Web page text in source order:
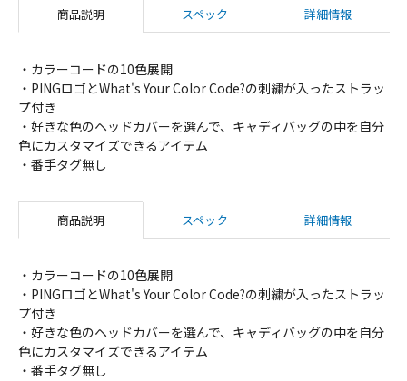
商品説明 スペック 詳細情報
・カラーコードの10色展開
・PINGロゴとWhat's Your Color Code?の刺繍が入ったストラッ
プ付き
・好きな色のヘッドカバーを選んで、キャディバッグの中を自分
色にカスタマイズできるアイテム
・番手タグ無し
商品説明 スペック 詳細情報
・カラーコードの10色展開
・PINGロゴとWhat's Your Color Code?の刺繍が入ったストラッ
プ付き
・好きな色のヘッドカバーを選んで、キャディバッグの中を自分
色にカスタマイズできるアイテム
・番手タグ無し